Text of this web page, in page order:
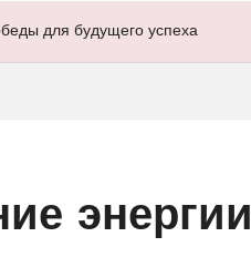
для будущего успеха